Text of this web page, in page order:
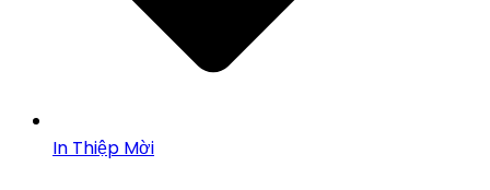
In Thiệp Mời